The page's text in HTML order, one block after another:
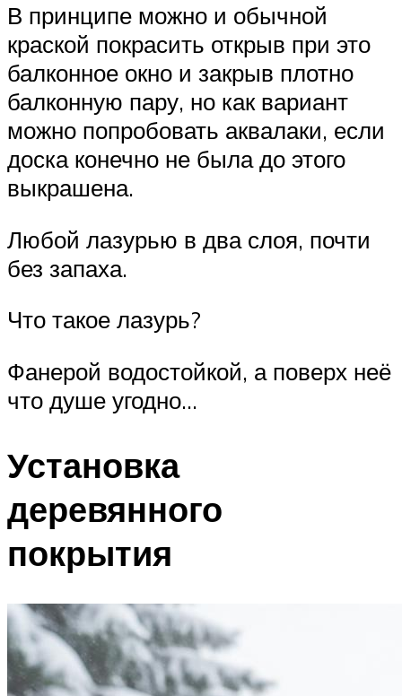
В принципе можно и обычной
краской покрасить открыв при это
балконное окно и закрыв плотно
балконную пару, но как вариант
можно попробовать аквалаки, если
доска конечно не была до этого
выкрашена.
Любой лазурью в два слоя, почти
без запаха.
Что такое лазурь?
Фанерой водостойкой, а поверх неё
что душе угодно…
Установка
деревянного
покрытия